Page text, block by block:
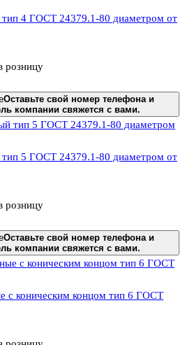
4 ГОСТ 24379.1-80 диаметром от
розницу
Оставьте свой номер телефона и
компании свяжется с вами.
5 ГОСТ 24379.1-80 диаметром от
розницу
Оставьте свой номер телефона и
компании свяжется с вами.
с коническим концом тип 6 ГОСТ